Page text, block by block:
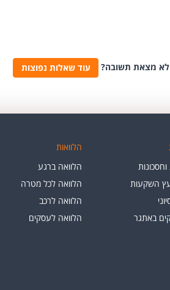
לא מצאת תשובה? עוד שאלות נפוצות
וחסכונות
השקעות
באתגר
הלוואות
הלוואה ברגע
הלוואה לכל מטרה
הלוואה לרכב
הלוואה לעסקים